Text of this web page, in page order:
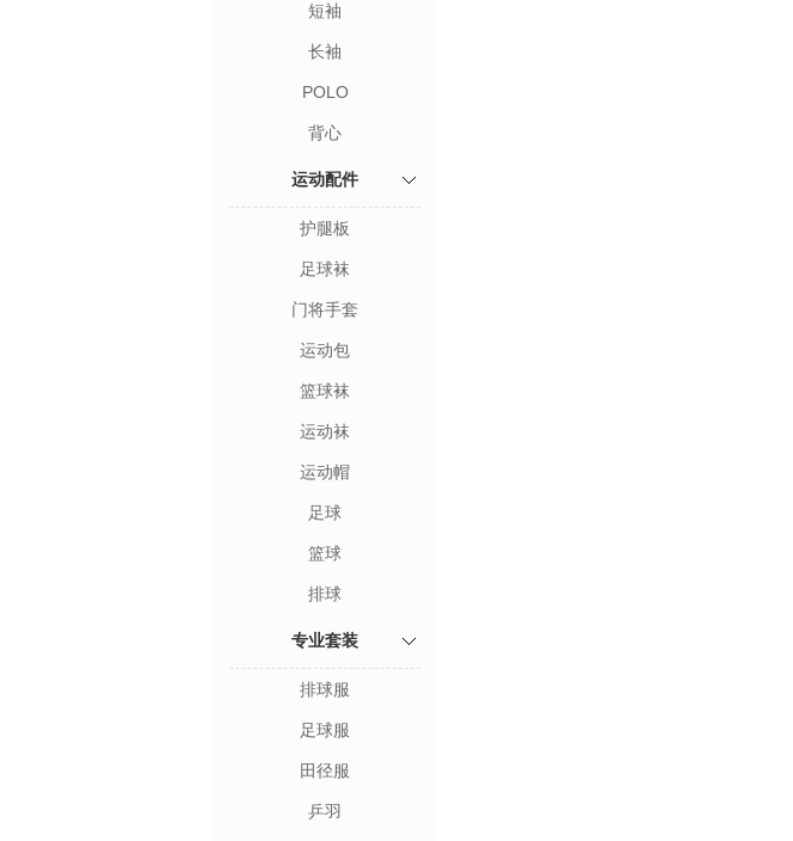
短袖
长袖
POLO
背心
运动配件
护腿板
足球袜
门将手套
运动包
篮球袜
运动袜
运动帽
足球
篮球
排球
专业套装
排球服
足球服
田径服
乒羽